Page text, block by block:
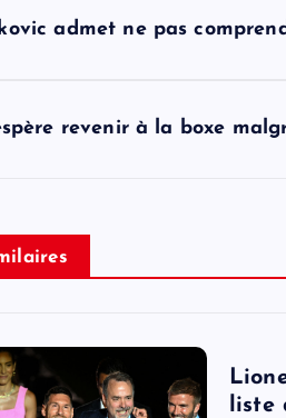
admet ne pas
revenir à la boxe
liste